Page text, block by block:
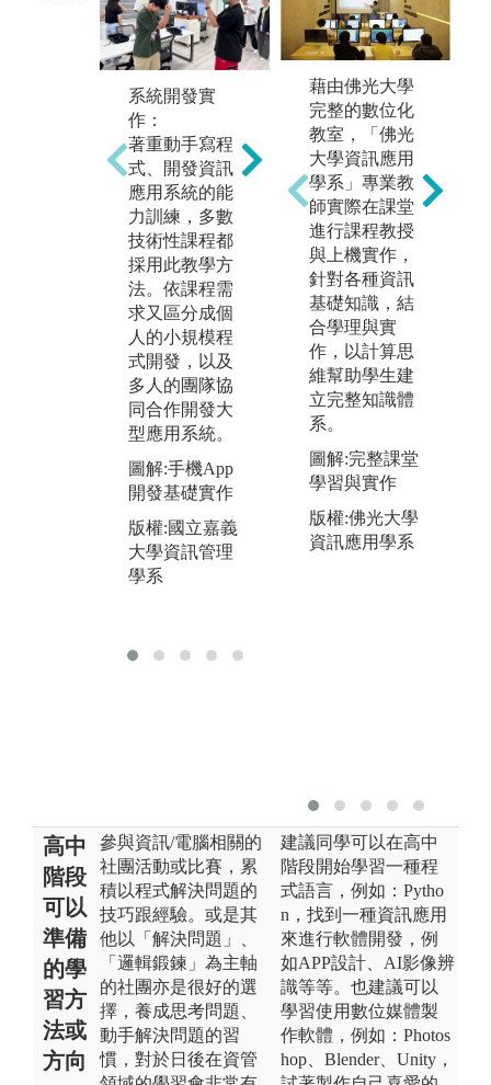
系統開發實
作：
著重動手寫程
式、開發資訊
應用系統的能
力訓練，多數
技術性課程都
採用此教學方
法。依課程需
求又區分成個
人的小規模程
式開發，以及
多人的團隊協
同合作開發大
型應用系統。
圖解:手機App
開發基礎實作
版權:國立嘉義
大學資訊管理
學系
業師協同教
學：
遴聘業界專家
與系上授課教
師進行協同教
學，培育具有
實作力及就業
力之優質專業
人才，促進理
論與實務結
合，讓學生在
學校所學與產
業需求能無縫
接軌。
教學
大學資訊管理
學系
藉由佛光大學
完整的數位化
教室，「佛光
大學資訊應用
學系」專業教
師實際在課堂
進行課程教授
與上機實作，
針對各種資訊
基礎知識，結
合學理與實
作，以計算思
維幫助學生建
立完整知識體
系。
圖解:完整課堂
學習與實作
版權:佛光大學
資訊應用學系
高中
階段
可以
準備
的學
習方
法或
方向
參與資訊/電腦相關的
社團活動或比賽，累
積以程式解決問題的
技巧跟經驗。或是其
他以「解決問題」、
「邏輯鍛鍊」為主軸
的社團亦是很好的選
擇，養成思考問題、
動手解決問題的習
慣，對於日後在資管
建議同學可以在高中
階段開始學習一種程
式語言，例如：Pytho
n，找到一種資訊應用
來進行軟體開發，例
如APP設計、AI影像辨
識等等。也建議可以
學習使用數位媒體製
作軟體，例如：Photos
hop、Blender、Unity，